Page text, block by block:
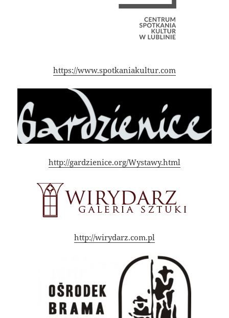
https://www.spotkaniakultur.com
http://gardzienice.org/Wystawy.html
http://wirydarz.com.pl